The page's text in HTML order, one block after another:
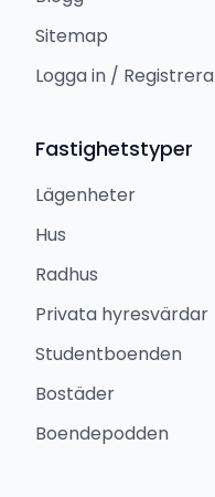
Sitemap
Logga in / Registrera
Fastighetstyper
Lägenheter
Hus
Radhus
Privata hyresvärdar
Studentboenden
Bostäder
Boendepodden